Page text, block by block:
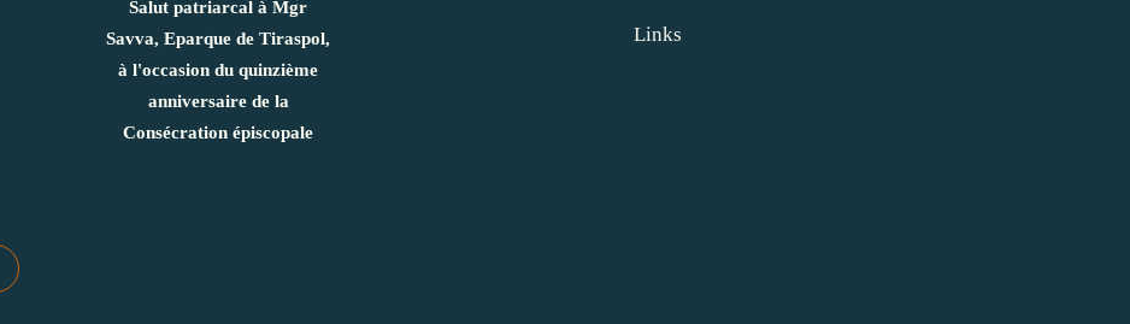
Salut patriarcal à Mgr
Savva, Eparque de Tiraspol,
à l'occasion du quinzième
anniversaire de la
Consécration épiscopale
Links